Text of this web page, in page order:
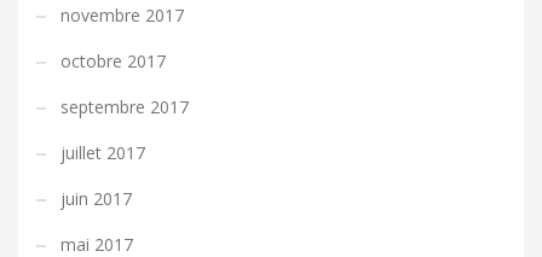
novembre 2017
octobre 2017
septembre 2017
juillet 2017
juin 2017
mai 2017